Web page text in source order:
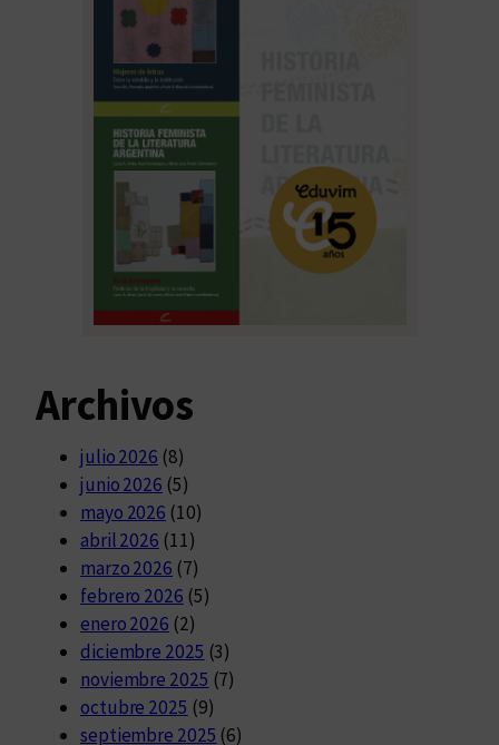
Archivos
julio 2026 (8)
junio 2026 (5)
mayo 2026 (10)
abril 2026 (11)
marzo 2026 (7)
febrero 2026 (5)
enero 2026 (2)
diciembre 2025 (3)
noviembre 2025 (7)
octubre 2025 (9)
septiembre 2025 (6)